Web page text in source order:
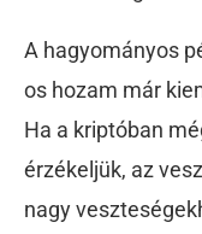
A hagyományos
os hozam már
Ha a kriptóban
érzékeljük, az
nagy